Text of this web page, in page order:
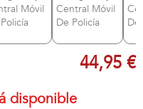
44,95 €
disponible